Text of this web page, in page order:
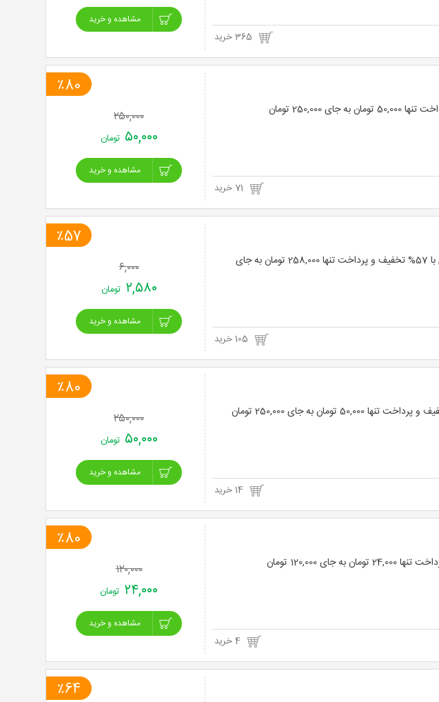
مشاهده و خرید
٪80
۲۵۰,۰۰۰
۵۰,۰۰۰ تومان
مشاهده و خرید
تزریق ژل ربوفیل کره ای در مطب دکتر شهرزاد پرویزی با 57% تخفیف و پرداخت تنها 258,000 تومان به جای
٪57
۶,۰۰۰
۲,۵۸۰ تومان
مشاهده و خرید
٪80
۲۵۰,۰۰۰
۵۰,۰۰۰ تومان
مشاهده و خرید
٪80
۱۲۰,۰۰۰
۲۴,۰۰۰ تومان
مشاهده و خرید
٪64